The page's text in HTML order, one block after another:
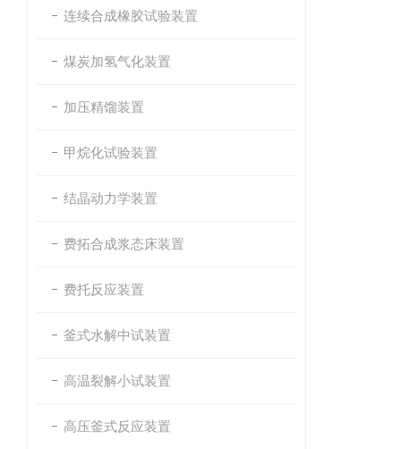
连续合成橡胶试验装置
煤炭加氢气化装置
加压精馏装置
甲烷化试验装置
结晶动力学装置
费拓合成浆态床装置
费托反应装置
釜式水解中试装置
高温裂解小试装置
高压釜式反应装置